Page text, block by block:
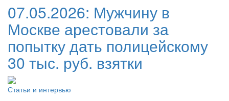
07.05.2026: Мужчину в
Москве арестовали за
попытку дать полицейскому
30 тыс. руб. взятки
Статьи и интервью